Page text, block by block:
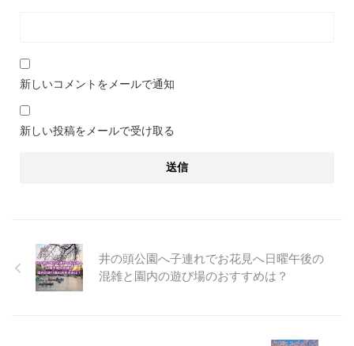
新しいコメントをメールで通知
新しい投稿をメールで受け取る
井の頭公園へ子連れでお花見へ日曜午後の
混雑と園内の遊び場のおすすめは？